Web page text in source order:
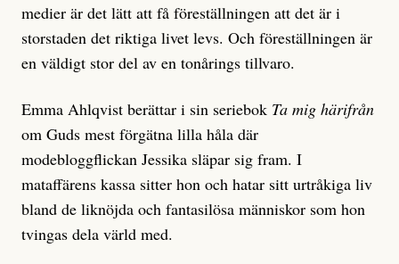
medier är det lätt att få föreställningen att det är i
storstaden det riktiga livet levs. Och föreställningen är
en väldigt stor del av en tonårings tillvaro.
Emma Ahlqvist berättar i sin seriebok Ta mig härifrån
om Guds mest förgätna lilla håla där
modebloggflickan Jessika släpar sig fram. I
mataffärens kassa sitter hon och hatar sitt urtråkiga liv
bland de liknöjda och fantasilösa människor som hon
tvingas dela värld med.